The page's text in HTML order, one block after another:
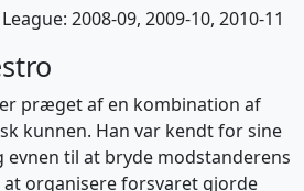
2008-09, 2009-10, 2010-11
præget af en kombination af
kunnen. Han var kendt for sine
til at bryde modstanderens
at organisere forsvaret gjorde